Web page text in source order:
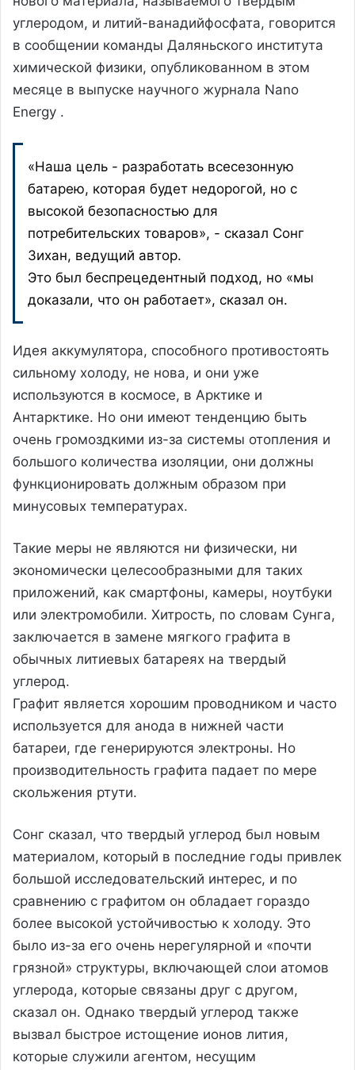
углеродом, и литий-ванадийфосфата, говорится
в сообщении команды Даляньского института
химической физики, опубликованном в этом
месяце в выпуске научного журнала Nano
Energy .
«Наша цель - разработать всесезонную
батарею, которая будет недорогой, но с
высокой безопасностью для
потребительских товаров», - сказал Сонг
Зихан, ведущий автор.
Это был беспрецедентный подход, но «мы
доказали, что он работает», сказал он.
Идея аккумулятора, способного противостоять
сильному холоду, не нова, и они уже
используются в космосе, в Арктике и
Антарктике. Но они имеют тенденцию быть
очень громоздкими из-за системы отопления и
большого количества изоляции, они должны
функционировать должным образом при
минусовых температурах.
Такие меры не являются ни физически, ни
экономически целесообразными для таких
приложений, как смартфоны, камеры, ноутбуки
или электромобили. Хитрость, по словам Сунга,
заключается в замене мягкого графита в
обычных литиевых батареях на твердый
углерод.
Графит является хорошим проводником и часто
используется для анода в нижней части
батареи, где генерируются электроны. Но
производительность графита падает по мере
скольжения ртути.
Сонг сказал, что твердый углерод был новым
материалом, который в последние годы привлек
большой исследовательский интерес, и по
сравнению с графитом он обладает гораздо
более высокой устойчивостью к холоду. Это
было из-за его очень нерегулярной и «почти
грязной» структуры, включающей слои атомов
углерода, которые связаны друг с другом,
сказал он. Однако твердый углерод также
вызвал быстрое истощение ионов лития,
которые служили агентом, несущим